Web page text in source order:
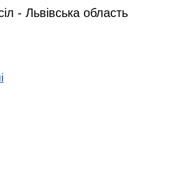
- Львівська область